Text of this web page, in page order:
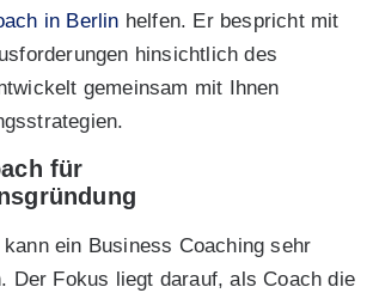
in Berlin helfen. Er bespricht mit
hinsichtlich des
gemeinsam mit Ihnen
für
ein Business Coaching sehr
Der Fokus liegt darauf, als Coach die